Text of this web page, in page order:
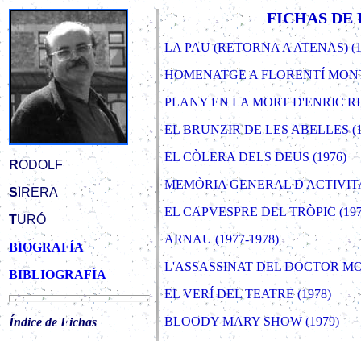
RODOLF
SIRERA
TURÓ
BIOGRAFÍA
BIBLIOGRAFÍA
Índice de Fichas
FICHAS DE
LA PAU (RETORNA A ATENAS)
HOMENATGE A FLORENTÍ
PLANY EN LA MORT D'ENRIC
EL BRUNZIR DE LES ABELLES
EL CÒLERA DELS DEUS (1976)
MEMÒRIA GENERAL
EL CAPVESPRE DEL TRÒPIC
ARNAU (1977-1978)
L'ASSASSINAT DEL DOCTOR
EL VERÍ DEL TEATRE (1978)
BLOODY MARY SHOW (1979)